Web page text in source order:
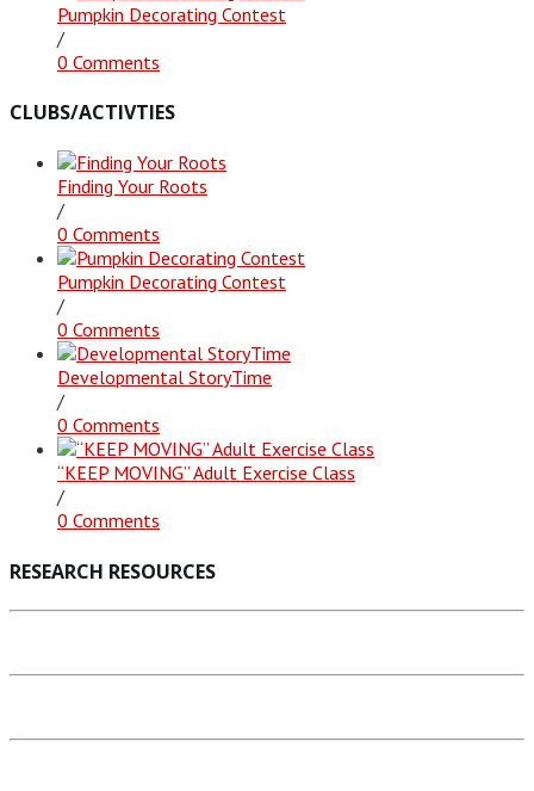
Pumpkin Decorating Contest
/
0 Comments
CLUBS/ACTIVTIES
Finding Your Roots
/
0 Comments
Pumpkin Decorating Contest
/
0 Comments
Developmental StoryTime
/
0 Comments
“KEEP MOVING” Adult Exercise Class
/
0 Comments
RESEARCH RESOURCES